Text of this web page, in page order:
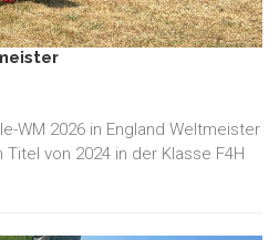
WM 2026 in England Weltmeister
von 2024 in der Klasse F4H